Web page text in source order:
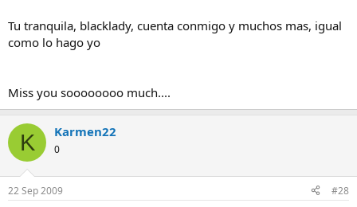
Tu tranquila, blacklady, cuenta conmigo y muchos mas, igual
como lo hago yo
Miss you soooooooo much....
K Karmen22
0
22 Sep 2009 #28